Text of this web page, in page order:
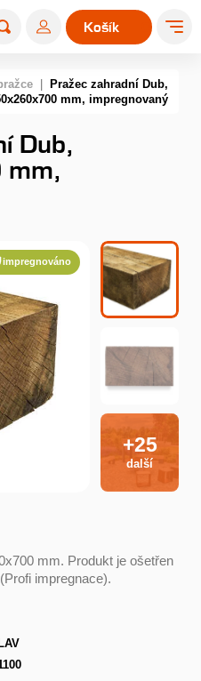
0
Košík
Pražec zahradní Dub,
mm, impregnovaný
Dub,
impregnováno
+25
další
mm. Produkt je ošetřen
impregnace).